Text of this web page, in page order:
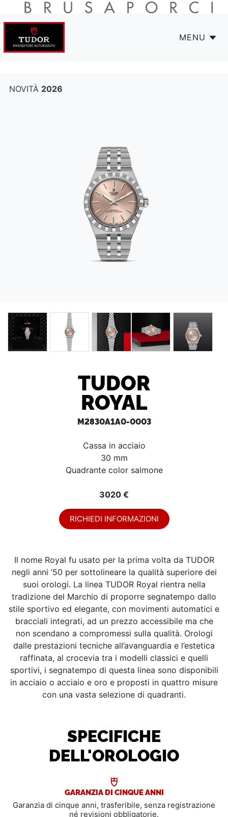
MENU
NOVITÀ 2026
TUDOR
ROYAL
M2830A1A0-0003
Cassa in acciaio
30 mm
Quadrante color salmone
3020 €
RICHIEDI INFORMAZIONI
Il nome Royal fu usato per la prima volta da TUDOR
negli anni ’50 per sottolineare la qualità superiore dei
suoi orologi. La linea TUDOR Royal rientra nella
tradizione del Marchio di proporre segnatempo dallo
stile sportivo ed elegante, con movimenti automatici e
bracciali integrati, ad un prezzo accessibile ma che
non scendano a compromessi sulla qualità. Orologi
dalle prestazioni tecniche all’avanguardia e l’estetica
raffinata, al crocevia tra i modelli classici e quelli
sportivi, i segnatempo di questa linea sono disponibili
in acciaio o acciaio e oro e proposti in quattro misure
con una vasta selezione di quadranti.
SPECIFICHE
DELL'OROLOGIO
GARANZIA DI CINQUE ANNI
Garanzia di cinque anni, trasferibile, senza registrazione
né revisioni obbligatorie.